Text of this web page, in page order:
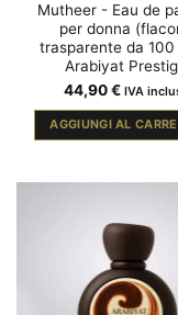
Mutheer - Eau de
per donna
trasparente da
Arabiyat
44,90€ IVA
AGGIUNGI AL